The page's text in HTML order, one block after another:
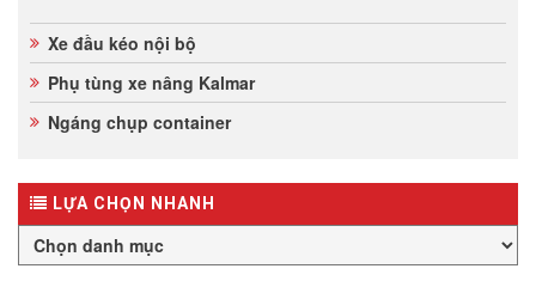
Xe đầu kéo nội bộ
Phụ tùng xe nâng Kalmar
Ngáng chụp container
LỰA CHỌN NHANH